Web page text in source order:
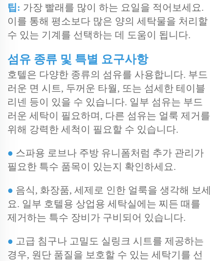
팁: 가장 빨래를 많이 하는 요일을 적어보세요.
이를 통해 평소보다 많은 양의 세탁물을 처리할
수 있는 기계를 선택하는 데 도움이 됩니다.
섬유 종류 및 특별 요구사항
호텔은 다양한 종류의 섬유를 사용합니다. 부드
러운 면 시트, 두꺼운 타월, 또는 섬세한 테이블
리넨 등이 있을 수 있습니다. 일부 섬유는 부드
러운 세탁이 필요하며, 다른 섬유는 얼룩 제거를
위해 강력한 세척이 필요할 수 있습니다.
● 스파용 로브나 주방 유니폼처럼 추가 관리가
필요한 특수 품목이 있는지 확인하세요.
● 음식, 화장품, 세제로 인한 얼룩을 생각해 보세
요. 일부 호텔용 상업용 세탁실에는 찌든 때를
제거하는 특수 장비가 구비되어 있습니다.
● 고급 침구나 고밀도 실링크 시트를 제공하는
경우, 원단 품질을 보호할 수 있는 세탁기를 선